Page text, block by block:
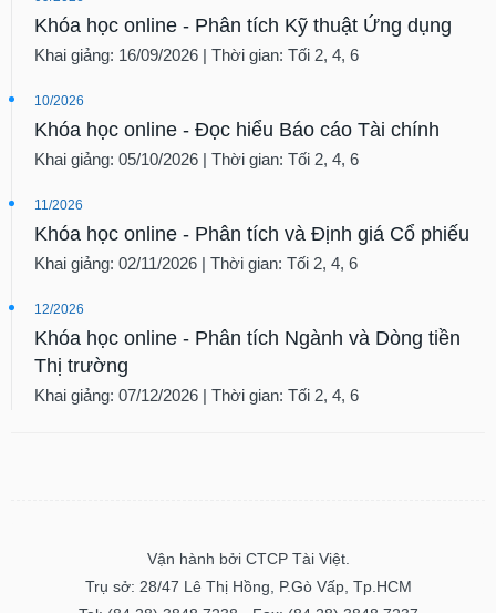
Khóa học online - Phân tích Kỹ thuật Ứng dụng
Khai giảng: 16/09/2026 | Thời gian: Tối 2, 4, 6
10/2026
Khóa học online - Đọc hiểu Báo cáo Tài chính
Khai giảng: 05/10/2026 | Thời gian: Tối 2, 4, 6
11/2026
Khóa học online - Phân tích và Định giá Cổ phiếu
Khai giảng: 02/11/2026 | Thời gian: Tối 2, 4, 6
12/2026
Khóa học online - Phân tích Ngành và Dòng tiền
Thị trường
Khai giảng: 07/12/2026 | Thời gian: Tối 2, 4, 6
Vận hành bởi CTCP Tài Việt.
Trụ sở: 28/47 Lê Thị Hồng, P.Gò Vấp, Tp.HCM